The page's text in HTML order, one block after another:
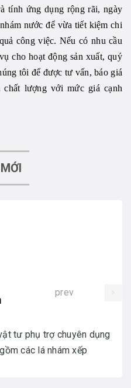
tính ứng dụng rộng rãi, ngày
nước để vừa tiết kiệm chi
công việc. Nếu có nhu cầu
cho hoạt động sản xuất, quý
tôi để được tư vấn, báo giá
chất lượng với mức giá cạnh
tư phụ trợ chuyên dụng
các lá nhám xếp
prev